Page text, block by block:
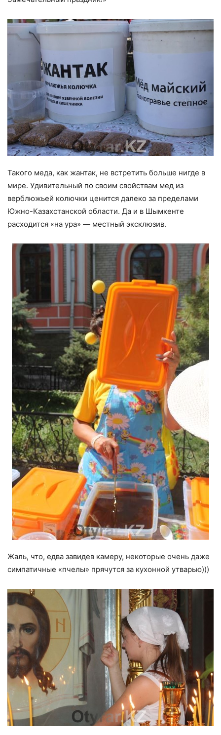
Такого меда, как жантак, не встретить больше нигде в
мире. Удивительный по своим свойствам мед из
верблюжьей колючки ценится далеко за пределами
Южно-Казахстанской области. Да и в Шымкенте
расходится «на ура» — местный эксклюзив.
Жаль, что, едва завидев камеру, некоторые очень даже
симпатичные «пчелы» прячутся за кухонной утварью)))